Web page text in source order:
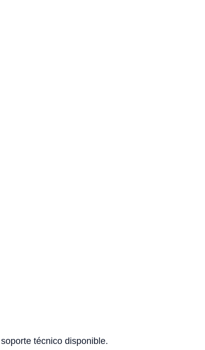
técnico disponible.